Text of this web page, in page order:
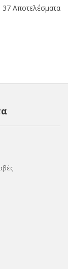
Αποτελέσματα